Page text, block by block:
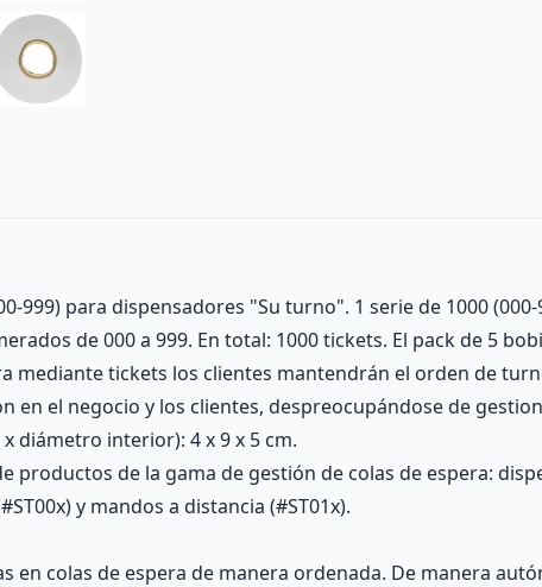
999) para dispensadores "Su turno". 1 serie de 1000
de 000 a 999. En total: 1000 tickets. El pack de 5
mediante tickets los clientes mantendrán el orden de
en el negocio y los clientes, despreocupándose de
diámetro interior): 4 x 9 x 5 cm.
productos de la gama de gestión de colas de espera:
y mandos a distancia (#ST01x).
en colas de espera de manera ordenada. De manera